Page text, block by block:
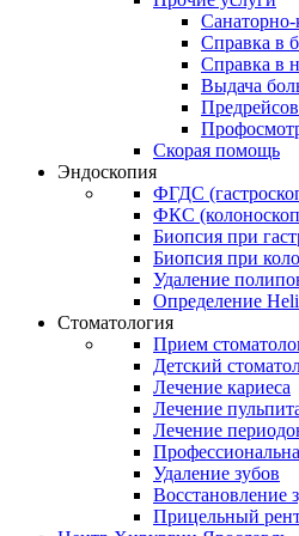
Санаторно-
Справка в
Справка в
Выдача
Скорая помощь
Эндоскопия
ФГДС
ФКС
Биопсия при
Биопсия при
Удаление
Определение
Стоматология
Прием
Детский
Лечение кариеса
Лечение
Лечение
Удаление зубов
Восстановление
Прицельный